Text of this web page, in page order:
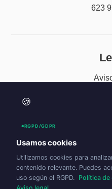
623
🍪
RGPD/GDPR
Usamos cookies
Utilizamos cookies para
contenido relevante. Puedes
uso según el RGPD. Política de